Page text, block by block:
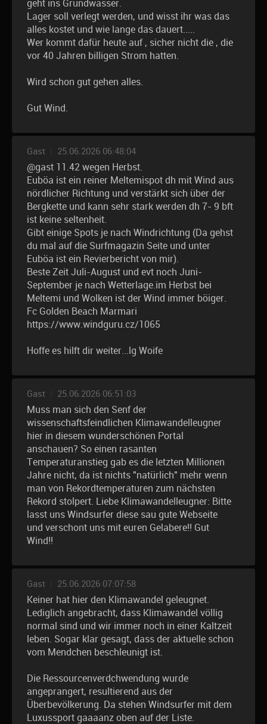
geht ins Grundwasser.
Lager soll verlegt werden, und wisst ihr was das
alles kostet und wie lange das dauert.....
Wer kommt dafür heute auf , sicher nicht die , die
vor 40 Jahren billigen Strom hatten.
Wird schon gut gehen alles.
Gut Wind.
Gast 25.06.2026 06:48:04
@gast 11.42 wegen Herbst.
Euböa ist ein reiner Meltemispot dh mit Wind aus
nördlicher Richtung und verstärkt sich über der
Bergkette und kann sehr stark werden dh 7- 9 bft
ist keine seltenheit.
Gibt einige Spots je nach Windrichtung (Da gehst
du mal auf die Surfmagazin Seite und unter
Euböa ist ein Revierbericht von mir).
Beste Zeit Juli-August und evt noch Juni-
September je nach Wetterlage.im Herbst bei
Meltemi und Wolken ist der Wind immer böiger.
Fc Golden Beach Marmari
https://www.windguru.cz/1065
Hoffe es hilft dir weiter...lg Woife
Gast 25.06.2026 06:51:03
Muss man sich den Senf der
wissenschaftsfeindlichen Klimawandelleugner
hier in diesem wunderschönen Portal
anschauen? So einen rasanten
Temperaturanstieg gab es die letzten Millionen
Jahre nicht, da ist nichts "natürlich" mehr wenn
man von Rekordtemperaturen zum nächsten
Rekord stolpert. Liebe Klimawandelleugner: Bitte
lasst uns Windsurfer diese sau gute Webseite
und verschont uns mit euren Gelabere!! Gut
Wind!!
Gast 25.06.2026 07:07:58
Keiner hat hier den Klimawandel geleugnet.
Lediglich angebracht, dass Klimawandel völlig
normal sind und wir immer noch in einer Kaltzeit
leben. Sogar klar gesagt, dass der aktuelle schon
vom Mendchen beschleunigt ist.
Die Ressourcenverdchwendung wurde
angeprangert, resultierend aus der
Überbevölkerung. Da stehen Windsurfer mit dem
Luxussport gaaaanz oben auf der Liste.